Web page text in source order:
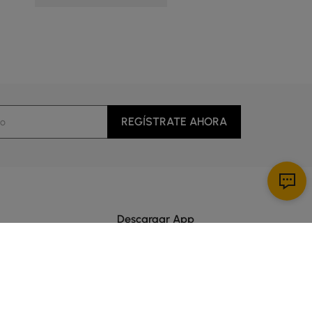
REGÍSTRATE AHORA
Descargar App